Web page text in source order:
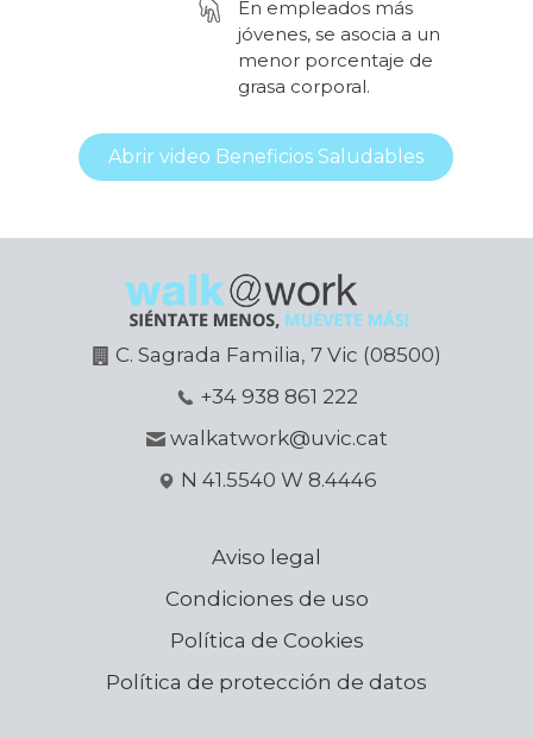
En empleados más
jóvenes, se asocia a un
menor porcentaje de
grasa corporal.
Abrir video Beneficios Saludables
C. Sagrada Familia, 7 Vic (08500)
+34 938 861 222
walkatwork@uvic.cat
N 41.5540 W 8.4446
Aviso legal
Condiciones de uso
Política de Cookies
Política de protección de datos